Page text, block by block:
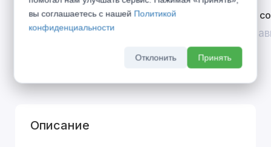
Открой двери выгоде. Дополнительная
скидка 10% на межкомнатные двери при
Divilux
До 31
Описание
вы соглашаетесь с нашей Политикой
конфиденциальности
Отклонить Принять